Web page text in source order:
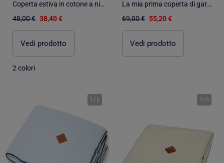
Coperta estiva in cotone a nido d'ape | SEVIRA KIDS
48,00 € 38,40 €
Vedi prodotto
2 colori
La mia prima coperta di garza di cotone, jeanne | SEVIRA KIDS
69,00 € 55,20 €
Vedi prodotto
1 / 5 1 / 5